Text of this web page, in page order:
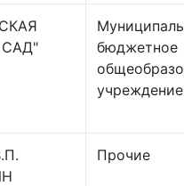
бюджетное
учреждение
Прочие